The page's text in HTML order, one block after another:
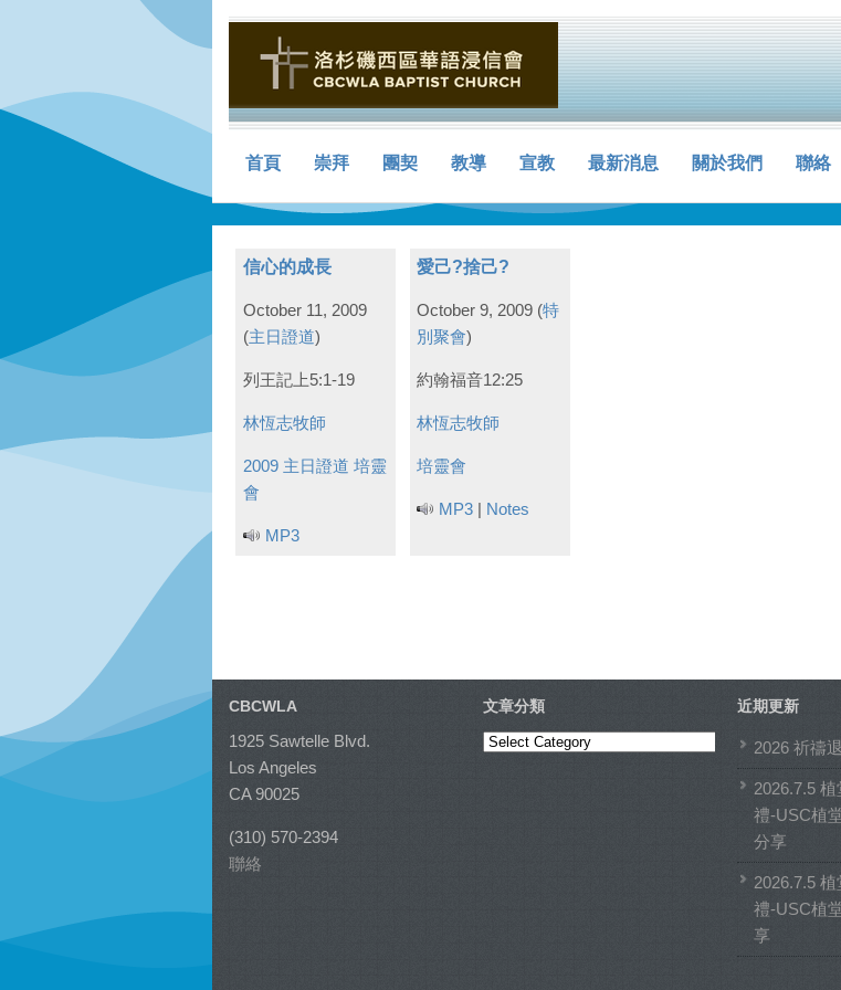
首頁 崇拜 團契 教導 宣教 最新消息 關於我們 聯絡
信心的成長
October 11, 2009
(主日證道)
列王記上5:1-19
林恆志牧師
2009 主日證道 培靈
會
MP3
愛己?捨己?
October 9, 2009 (特
別聚會)
約翰福音12:25
林恆志牧師
培靈會
MP3 | Notes
CBCWLA
1925 Sawtelle Blvd.
Los Angeles
CA 90025
(310) 570-2394
聯絡
文章分類
文
近期更新
2026 祈禱
2026.7.5
禮-USC植
分享
2026.7.5
禮-USC植
享